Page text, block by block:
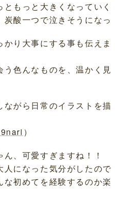
もっと大きくなっていく
酸一つで泣きそうになっ
り大事にする事も伝えま
色んなものを、温かく見
がら日常のイラストを描
）
、可愛すぎますね！！
人になった気分がしたので
な初めてを経験するのか楽